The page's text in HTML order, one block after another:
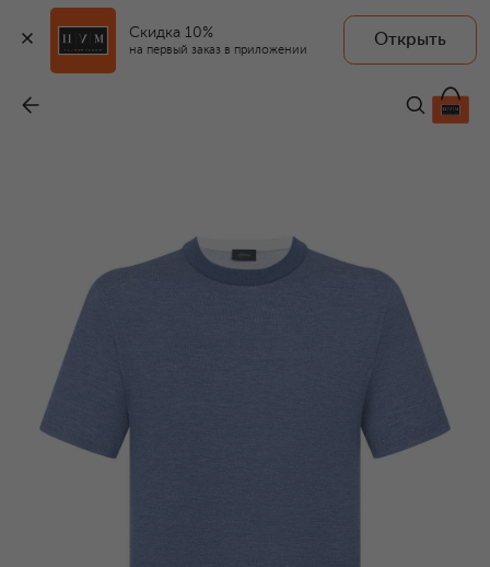
Скидка 10%
на первый заказ в приложении
Открыть
69 650 ₽